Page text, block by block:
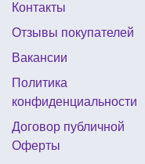
купить колпак
детский день
маски для хэллоуина
детский день
усы накладные купить
сексуальный подарок
Контакты
Отзывы покупателей
Вакансии
Политика
конфиденциальности
Договор публичной
Оферты